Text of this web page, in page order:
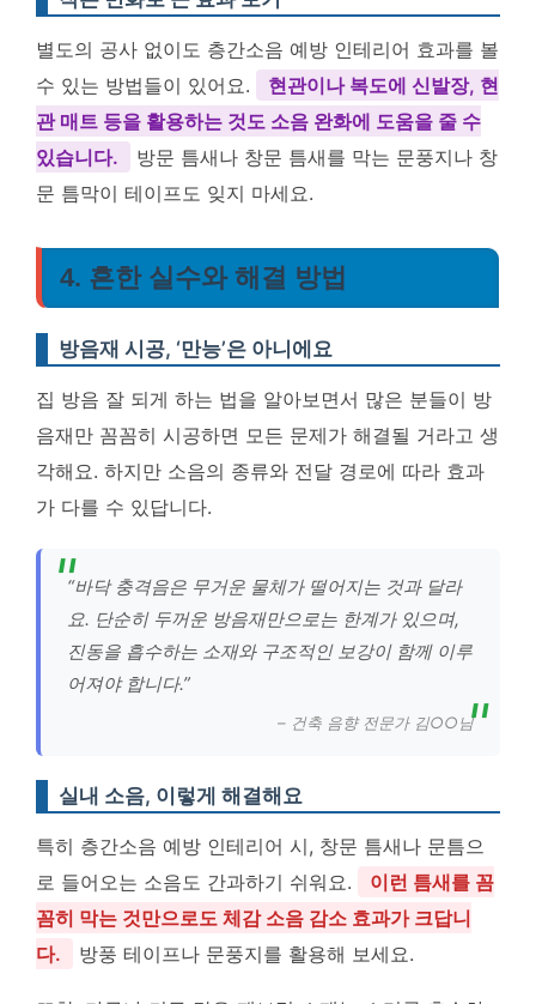
별도의 공사 없이도 층간소음 예방 인테리어 효과를 볼
수 있는 방법들이 있어요.
현관이나 복도에 신발장, 현
관 매트 등을 활용하는 것도 소음 완화에 도움을 줄 수
있습니다.
방문 틈새나 창문 틈새를 막는 문풍지나 창
문 틈막이 테이프도 잊지 마세요.
4. 흔한 실수와 해결 방법
방음재 시공, ‘만능’은 아니에요
집 방음 잘 되게 하는 법을 알아보면서 많은 분들이 방
음재만 꼼꼼히 시공하면 모든 문제가 해결될 거라고 생
각해요. 하지만 소음의 종류와 전달 경로에 따라 효과
가 다를 수 있답니다.
“바닥 충격음은 무거운 물체가 떨어지는 것과 달라
요. 단순히 두꺼운 방음재만으로는 한계가 있으며,
진동을 흡수하는 소재와 구조적인 보강이 함께 이루
어져야 합니다.”
– 건축 음향 전문가 김○○님
실내 소음, 이렇게 해결해요
특히 층간소음 예방 인테리어 시, 창문 틈새나 문틈으
로 들어오는 소음도 간과하기 쉬워요.
이런 틈새를 꼼
꼼히 막는 것만으로도 체감 소음 감소 효과가 크답니
다.
방풍 테이프나 문풍지를 활용해 보세요.